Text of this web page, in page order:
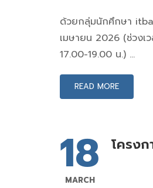
ด้วยกลุ่มนักศึกษา
เมษายน 2026 (ช่วง
17.00-19.00 น.) …
READ MORE
18
MARCH
โครง